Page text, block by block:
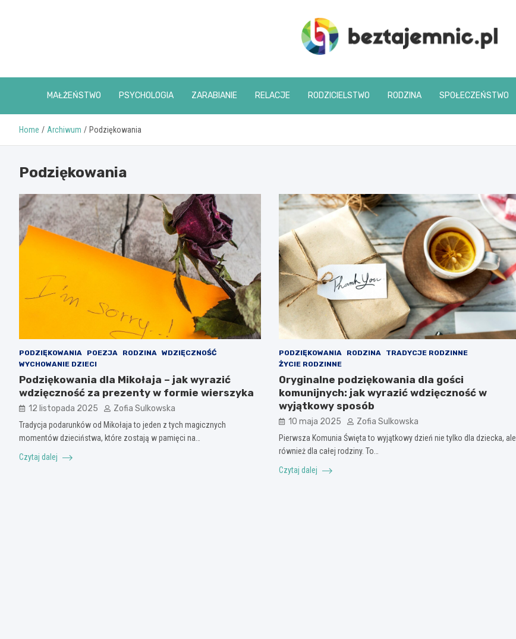
beztajemnic.pl
MAŁŻEŃSTWO PSYCHOLOGIA ZARABIANIE RELACJE RODZICIELSTWO RODZINA SPOŁECZEŃSTWO
Home Archiwum Podziękowania
Podziękowania
PODZIĘKOWANIA POEZJA RODZINA WDZIĘCZNOŚĆ
WYCHOWANIE DZIECI
Podziękowania dla Mikołaja – jak wyrazić
wdzięczność za prezenty w formie wierszyka
12 listopada 2025 Zofia Sulkowska
Tradycja podarunków od Mikołaja to jeden z tych magicznych
momentów dzieciństwa, które zostają w pamięci na…
Czytaj dalej
PODZIĘKOWANIA RODZINA
TRADYCJE RODZINNE
ŻYCIE RODZINNE
Oryginalne podziękowania dla gości
komunijnych: jak wyrazić wdzięczność w
wyjątkowy sposób
10 maja 2025 Zofia Sulkowska
Pierwsza Komunia Święta to wyjątkowy dzień nie tylko dla dziecka, ale
również dla całej rodziny. To…
Czytaj dalej